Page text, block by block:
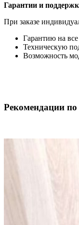
Гарантии и
При заказе
Гарантию на
Техническую
Возможность
Рекомендации